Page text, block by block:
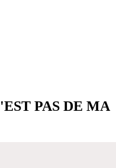
PAS DE MA